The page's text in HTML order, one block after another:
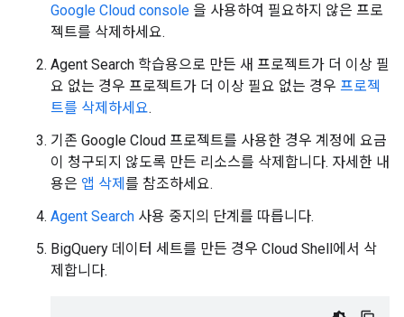
Google Cloud console 을 사용하여 필요하지 않은 프로
젝트를 삭제하세요.
Agent Search 학습용으로 만든 새 프로젝트가 더 이상 필
요 없는 경우 프로젝트가 더 이상 필요 없는 경우 프로젝
트를 삭제하세요.
기존 Google Cloud 프로젝트를 사용한 경우 계정에 요금
이 청구되지 않도록 만든 리소스를 삭제합니다. 자세한 내
용은 앱 삭제 를 참조하세요.
Agent Search 사용 중지의 단계를 따릅니다.
BigQuery 데이터 세트를 만든 경우 Cloud Shell에서 삭
제합니다.